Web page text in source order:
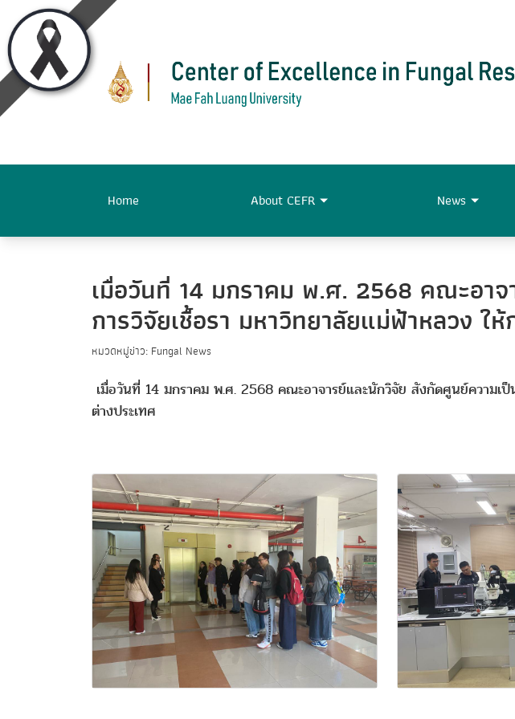
Home About CEFR News
เมื่อวันที่ 14 มกราคม พ.ศ. 2568 คณะอา
การวิจัยเชื้อรา มหาวิทยาลัยแม่ฟ้าหลวง
หมวดหมู่ข่าว: Fungal News
เมื่อวันที่ 14 มกราคม พ.ศ. 2568 คณะอาจารย์และนักวิจัย สังกัดศูนย์ความเ
ต่างประเทศ